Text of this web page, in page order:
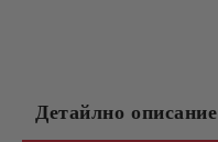
Детайлно описание